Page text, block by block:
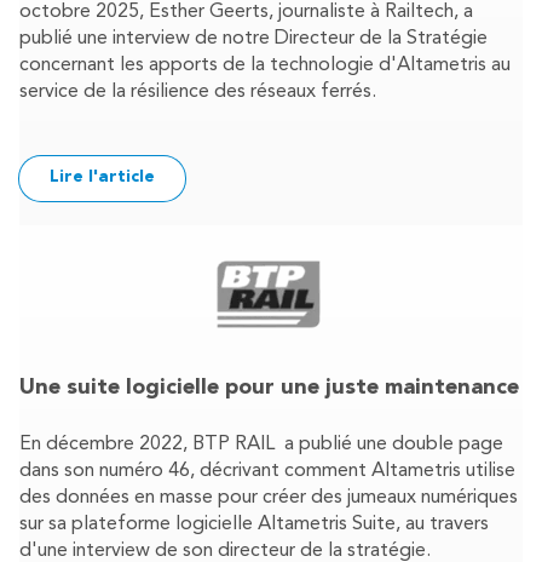
octobre 2025, Esther Geerts, journaliste à Railtech, a
publié une interview de notre Directeur de la Stratégie
concernant les apports de la technologie d'Altametris au
service de la résilience des réseaux ferrés.
Lire l'article
Une suite logicielle pour une juste maintenance
En décembre 2022, BTP RAIL a publié une double page
dans son numéro 46, décrivant comment Altametris utilise
des données en masse pour créer des jumeaux numériques
sur sa plateforme logicielle Altametris Suite, au travers
d'une interview de son directeur de la stratégie.